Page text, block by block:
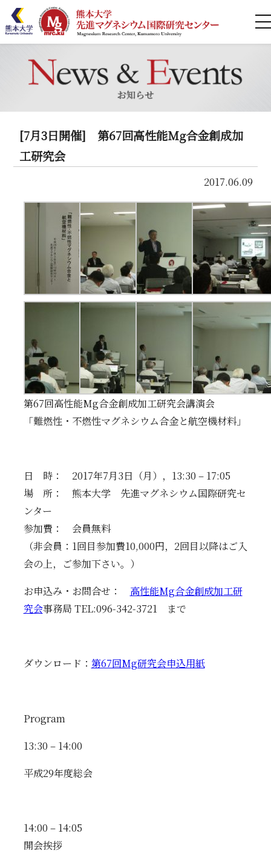
[7月3日開催] 第67回高性能Mg合金創成加
工研究会
2017.06.09
第67回高性能Mg合金創成加工研究会講演会
「難燃性・不燃性マグネシウム合金と航空機材料」
日 時： 2017年7月3日（月），13:30 – 17:05
場 所： 熊本大学 先進マグネシウム国際研究セ
ンター
参加費： 会員無料
（非会員：1回目参加費10,000円，2回目以降はご入
会の上，ご参加下さい。）
お申込み・お問合せ： 高性能Mg合金創成加工研
究会事務局 TEL:096-342-3721 まで
ダウンロード： 第67回Mg研究会申込用紙
Program
13:30 – 14:00
平成29年度総会
14:00 – 14:05
開会挨拶
ホーム
MRCとは
業績リスト
セミナー
教育・大学院
アクセス
お問い合わせ
関連リンク